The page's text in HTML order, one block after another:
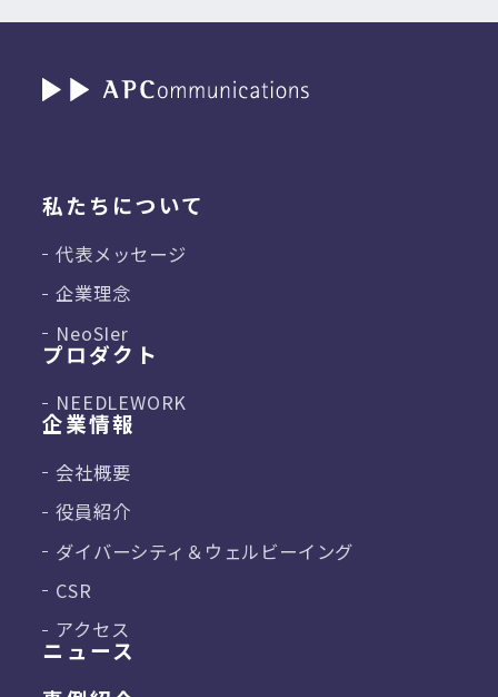
ニュース
私たちについて
代表メッセージ
企業理念
NeoSIer
プロダクト
NEEDLEWORK
企業情報
会社概要
役員紹介
ダイバーシティ＆ ウェルビーイング
CSR
アクセス